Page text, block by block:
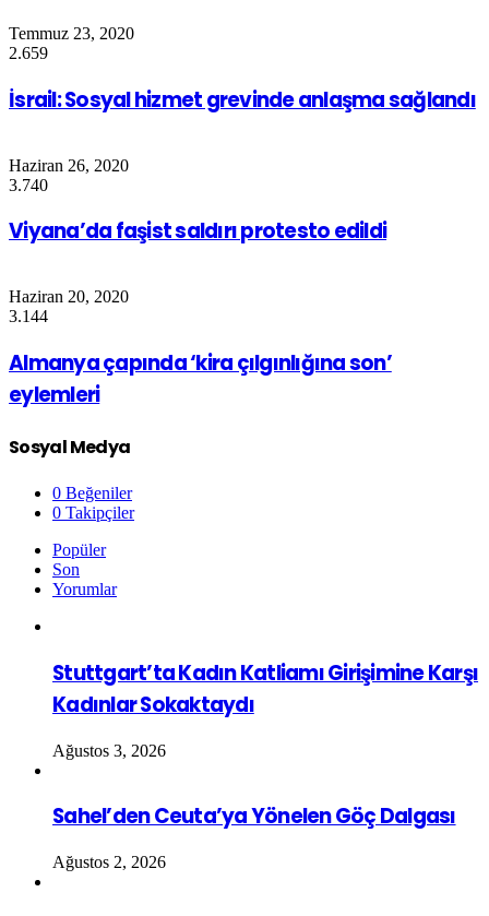
Temmuz 23, 2020
2.659
İsrail: Sosyal hizmet grevinde anlaşma sağlandı
Haziran 26, 2020
3.740
Viyana’da faşist saldırı protesto edildi
Haziran 20, 2020
3.144
Almanya çapında ‘kira çılgınlığına son’
eylemleri
Sosyal Medya
0 Beğeniler
0 Takipçiler
Popüler
Son
Yorumlar
Stuttgart’ta Kadın Katliamı Girişimine Karşı
Kadınlar Sokaktaydı
Ağustos 3, 2026
Sahel’den Ceuta’ya Yönelen Göç Dalgası
Ağustos 2, 2026